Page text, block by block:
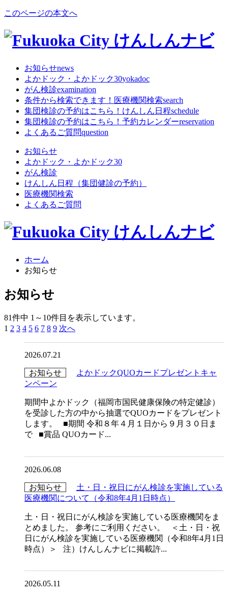
このページの本文へ
お知らせnews
よかドック・よかドック30yokadoc
がん検診examination
条件から検索できます！ 医療機関検索search
集団検診の予約はこちら！ けんしん日程schedule
集団検診の予約はこちら！ 予約カレンダーreservation
よくあるご質問question
お知らせ
よかドック・よかドック30
がん検診
けんしん日程（集団健診の予約）
医療機関検索
よくあるご質問
ホーム
お知らせ
お知らせ
81件中 1～10件目を表示しています。
1 2 3 4 5 6 7 8 9 次へ
2026.07.21
お知らせ
よかドックQUOカードプレゼントキャ
ンペーン
期間中よかドック（福岡市国民健康保険の特定健診）
を受診した方の中から抽選でQUOカードをプレゼント
します。 ■期間 令和８年４月１日から９月３０日ま
で ■賞品 QUOカード...
2026.06.08
お知らせ
土・日・祝日にがん検診を実施している
医療機関について（令和8年4月1日時点）
土・日・祝日にがん検診を実施している医療機関をま
とめました。 参考にご利用ください。 ＜土・日・祝
日にがん検診を実施している医療機関（令和8年4月1日
時点）＞ 注）けんしんナビに掲載許...
2026.05.11